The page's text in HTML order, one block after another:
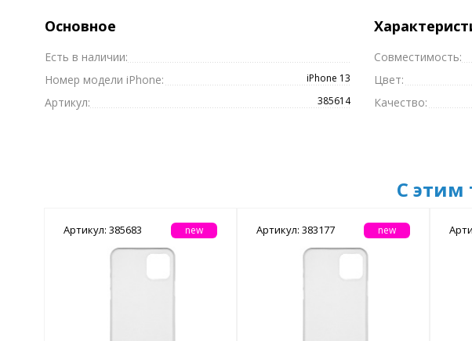
Основное
Есть в наличии:
Номер модели iPhone:
iPhone 13
Артикул: 385614
Совместимость:
Цвет:
Качество:
С этим
Артикул: 385683 new Артикул: 383177 new